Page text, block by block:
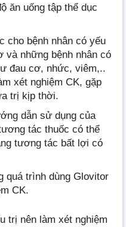
ăn uống tập thể dục
cho bệnh nhân có yếu
những bệnh nhân có
đau cơ, nhức, viêm,..
xét nghiệm CK, gặp
trị kịp thời.
dẫn sử dụng của
tác thuốc có thể
tương tác bất lợi có
quá trình dùng Glovitor
CK.
trị nên làm xét nghiệm